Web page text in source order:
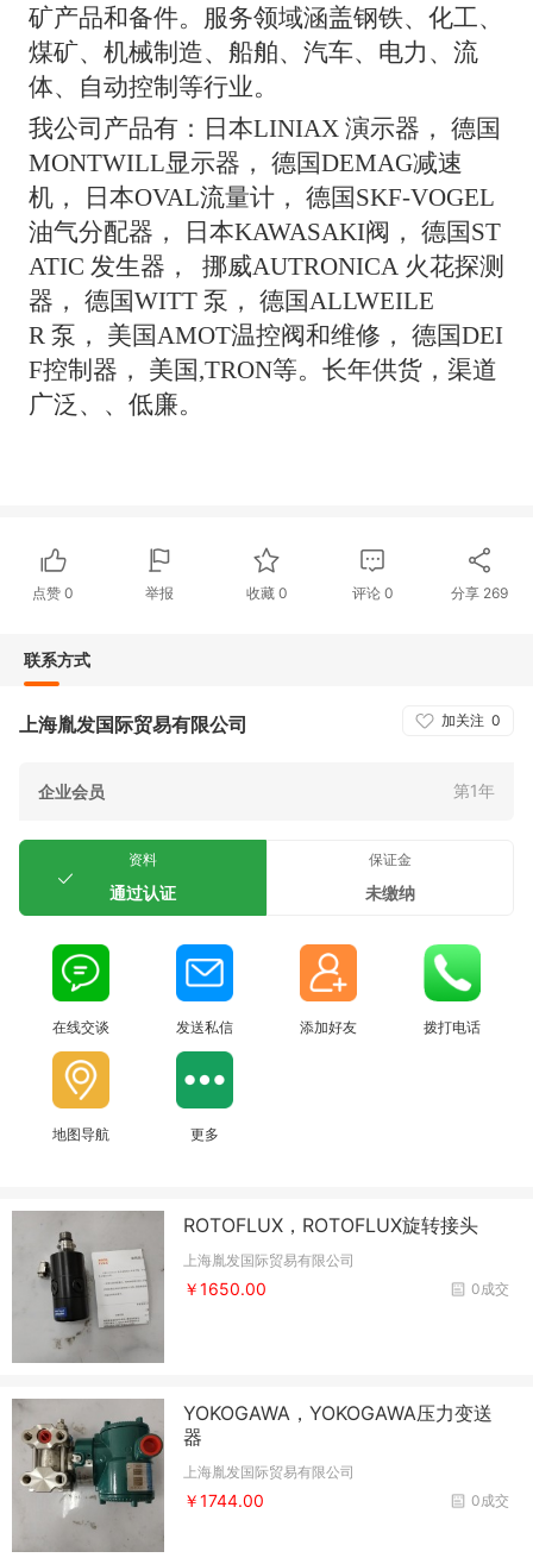
矿产品和备件。服务领域涵盖钢铁、化工、
煤矿、机械制造、船舶、汽车、电力、流
体、自动控制等行业。
我公司产品有：日本LINIAX 演示器， 德国
MONTWILL显示器， 德国DEMAG减速
机， 日本OVAL流量计， 德国SKF-VOGEL
油气分配器， 日本KAWASAKI阀， 德国ST
ATIC 发生器， 挪威AUTRONICA 火花探测
器， 德国WITT 泵， 德国ALLWEILE
R 泵， 美国AMOT温控阀和维修 ， 德国DEI
F控制器， 美国,TRON等。长年供货，渠道
广泛、、低廉。
点赞0 举报 收藏 0 评论0 分享 269
联系方式
加关注 0
上海胤发国际贸易有限公司
企业会员 第1年
资料
通过认证
保证金
未缴纳
在线交谈 发送私信 添加好友 拨打电话
地图导航 更多
ROTOFLUX，ROTOFLUX旋转接头
上海胤发国际贸易有限公司
0成交
￥1650.00
YOKOGAWA，YOKOGAWA压力变送
器
上海胤发国际贸易有限公司
0成交
￥1744.00